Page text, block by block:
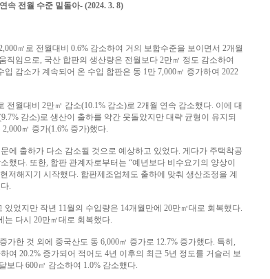
속 전월 수준 밑돌아- (2024. 3. 8)
㎥로 전월대비 0.6% 감소하여 거의 보합수준을 보이면서 2개월
직임으로, 국산 합판의 생산량은 전월보다 2만㎥ 정도 감소하여
감소가 계속되어 온 수입 합판은 동 1만 7,000㎥ 증가하여 2022
전월대비 2만㎥ 감소(10.1% 감소)로 2개월 연속 감소했다. 이에 대
감소)로 생산이 출하를 약간 웃돌았지만 대략 균형이 유지되
㎥ 증가(1.6% 증가)했다.
에 출하가 다소 감소될 것으로 예상하고 있었다. 게다가 주택착공
했다. 또한, 합판 관계자로부터는 “예년보다 비수요기의 양상이
저해지기 시작했다. 합판제조업체도 출하에 맞춰 생산조정을 계
.
었지만 작년 11월의 수입량은 14개월만에 20만㎥대로 회복했다.
는 다시 20만㎥대로 회복했다.
가한 것 외에 중국산도 동 6,000㎥ 증가로 12.7% 증가했다. 특히,
여 20.2% 증가되어 적어도 4년 이후의 최근 5년 정도를 거슬러 보
보다 600㎥ 감소하여 1.0% 감소했다.